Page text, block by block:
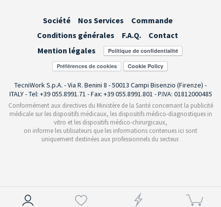
Société Nos Services
Commande
Conditions générales
F.A.Q.
Contact
Mention légales
Préférences de cookies
TecniWork S.p.A. - Via R. Benini 8 - 50013 Campi Bisenzio (Firenze) -
ITALY - Tel: +39 055.8991.71 - Fax: +39 055.8991.801 - P.IVA: 01812000485
Conformément aux directives du Ministère de la Santé concernant la publicité
médicale sur les dispositifs médicaux, les dispositifs médico-diagnostiques in
vitro et les dispositifs médico-chirurgicaux,
on informe les utilisateurs que les informations contenues ici sont
uniquement destinées aux professionnels du secteur.